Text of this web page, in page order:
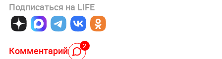
Подписаться на LIFE
Комментарий 2